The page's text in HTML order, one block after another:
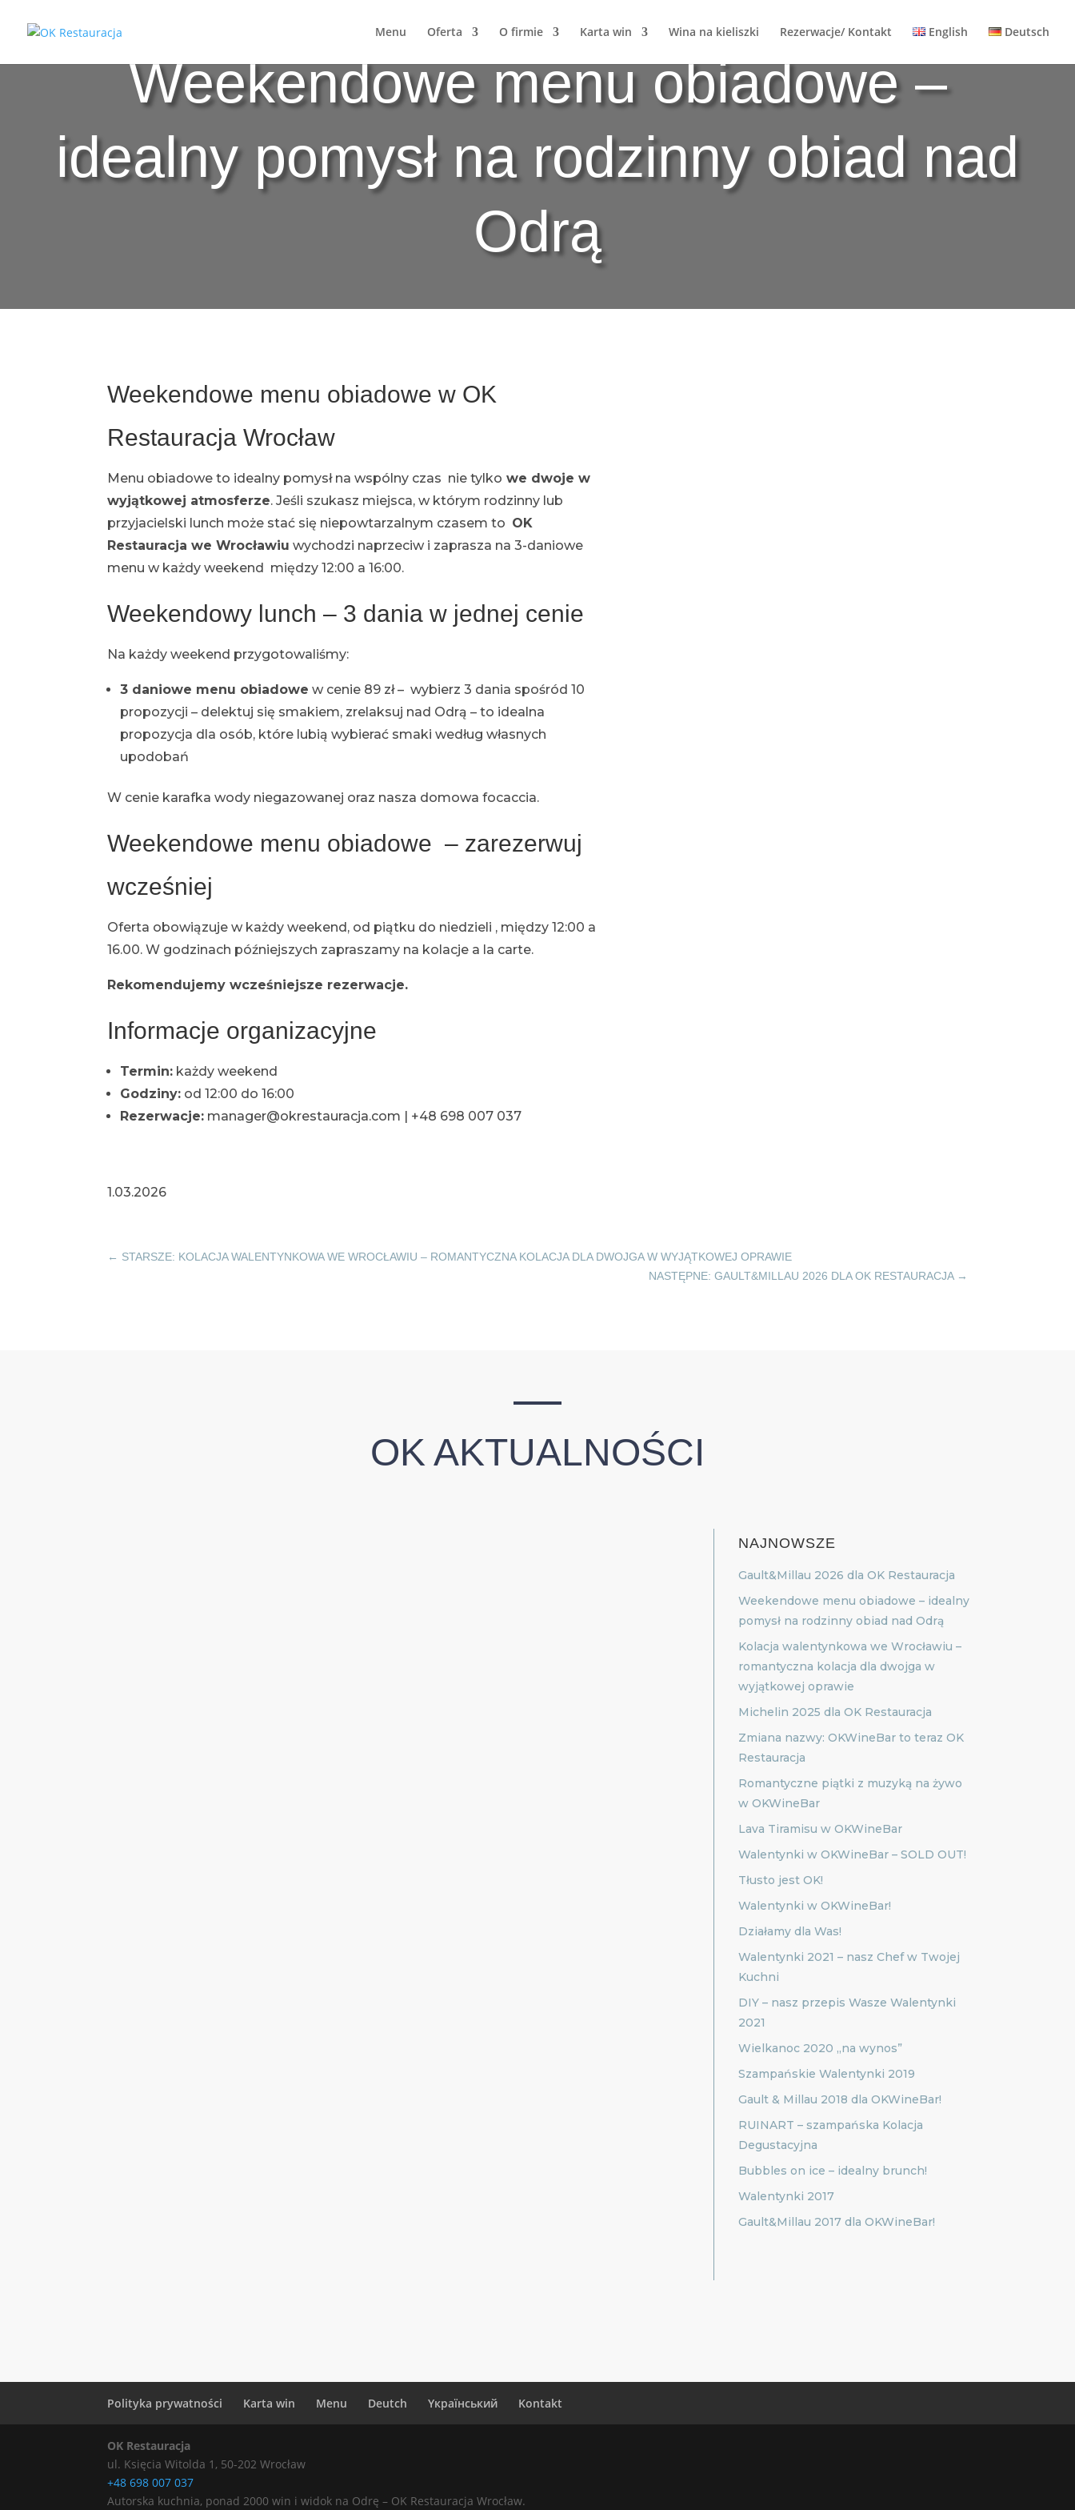
Menu Oferta O firmie Karta win Wina na kieliszki Rezerwacje/ Kontakt English Deutsch
Weekendowe menu obiadowe –
idealny pomysł na rodzinny obiad nad
Odrą
Weekendowe menu obiadowe w OK
Restauracja Wrocław
Menu obiadowe to idealny pomysł na wspólny czas nie tylko we dwoje w
wyjątkowej atmosferze. Jeśli szukasz miejsca, w którym rodzinny lub
przyjacielski lunch może stać się niepowtarzalnym czasem to OK
Restauracja we Wrocławiu wychodzi naprzeciw i zaprasza na 3-daniowe
menu w każdy weekend między 12:00 a 16:00.
Weekendowy lunch – 3 dania w jednej cenie
Na każdy weekend przygotowaliśmy:
3 daniowe menu obiadowe w cenie 89 zł – wybierz 3 dania spośród 10
propozycji – delektuj się smakiem, zrelaksuj nad Odrą – to idealna
propozycja dla osób, które lubią wybierać smaki według własnych
upodobań
W cenie karafka wody niegazowanej oraz nasza domowa focaccia.
Weekendowe menu obiadowe – zarezerwuj
wcześniej
Oferta obowiązuje w każdy weekend, od piątku do niedzieli , między 12:00 a
16.00. W godzinach późniejszych zapraszamy na kolacje a la carte.
Rekomendujemy wcześniejsze rezerwacje.
Informacje organizacyjne
Termin: każdy weekend
Godziny: od 12:00 do 16:00
Rezerwacje: manager@okrestauracja.com | +48 698 007 037
1.03.2026
← STARSZE: KOLACJA WALENTYNKOWA WE WROCŁAWIU – ROMANTYCZNA KOLACJA DLA DWOJGA W WYJĄTKOWEJ OPRAWIE
NASTĘPNE: GAULT&MILLAU 2026 DLA OK RESTAURACJA→
OK AKTUALNOŚCI
NAJNOWSZE
Gault&Millau 2026 dla OK Restauracja
Weekendowe menu obiadowe – idealny
pomysł na rodzinny obiad nad Odrą
Kolacja walentynkowa we Wrocławiu –
romantyczna kolacja dla dwojga w
wyjątkowej oprawie
Michelin 2025 dla OK Restauracja
Zmiana nazwy: OKWineBar to teraz OK
Restauracja
Romantyczne piątki z muzyką na żywo
w OKWineBar
Lava Tiramisu w OKWineBar
Walentynki w OKWineBar – SOLD OUT!
Tłusto jest OK!
Walentynki w OKWineBar!
Działamy dla Was!
Walentynki 2021 – nasz Chef w Twojej
Kuchni
DIY – nasz przepis Wasze Walentynki
2021
Wielkanoc 2020 „na wynos”
Szampańskie Walentynki 2019
Gault & Millau 2018 dla OKWineBar!
RUINART – szampańska Kolacja
Degustacyjna
Bubbles on ice – idealny brunch!
Walentynki 2017
Gault&Millau 2017 dla OKWineBar!
Polityka prywatności Karta win Menu Deutch Yкраїнський Kontakt
OK Restauracja
ul. Księcia Witolda 1 , 50-202 Wrocław
+48 698 007 037
Autorska kuchnia, ponad 2000 win i widok na Odrę – OK Restauracja Wrocław.